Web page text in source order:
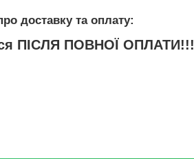
ПІСЛЯ ПОВНОЇ ОПЛАТИ!!!